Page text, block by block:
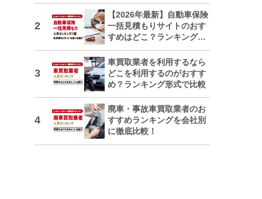
【2026年最新】自動車保険
一括見積もりサイトのおす
すめはどこ？ランキングで
車買取業者を利用するなら
どこを利用するのがおすす
め？ランキング形式で比較
廃車・事故車買取業者のお
すすめランキングを会社別
に徹底比較！